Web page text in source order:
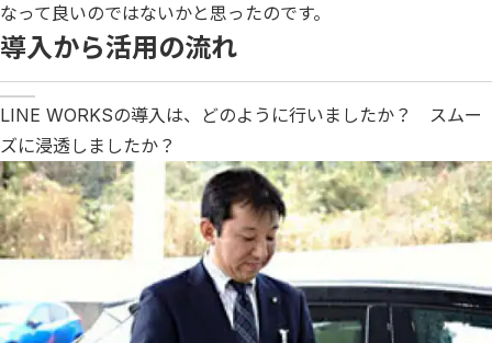
なって良いのではないかと思ったのです。
導入から活用の流れ
LINE WORKSの導入は、どのように行いましたか？ スムー
ズに浸透しましたか？